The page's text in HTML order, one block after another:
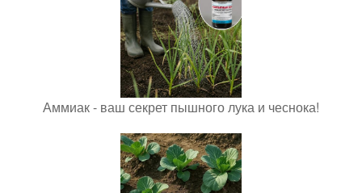
Аммиак - ваш секрет пышного лука и чеснока!